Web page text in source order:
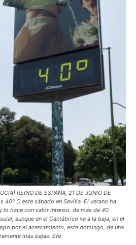
REINO DE ESPAÑA, 21 DE JUNIO DE
40º C este sábado en Sevilla. El verano ha
lo hace con calor intenso, de más de 40
aunque en el Cantábrico va a la baja, en el
por el acercamiento, este domingo, de una
más bajas. Efe